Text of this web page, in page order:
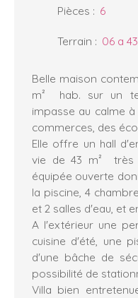
Pièces : 6
Terrain : 06 a
Belle maison
m² hab. sur un
impasse au calme
commerces, des
Elle offre un hall
vie de 43 m² très
équipée ouverte
la piscine, 4
et 2 salles d'eau, et
A l'extérieur une
cuisine d'été, une
d'une bâche de
possibilité de
Villa bien